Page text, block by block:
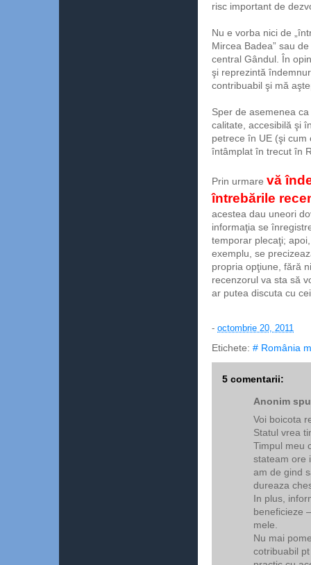
risc important de
Nu e vorba nici de
Mircea Badea” sau
central Gândul. În
şi reprezintă
contribuabil şi mă
Sper de asemenea
calitate, accesibilă şi
petrece în UE (şi
întâmplat în trecut în
Prin urmare vă
întrebările
acestea dau uneori
informaţia se
temporar plecaţi;
exemplu, se
propria opţiune, fără
recenzorul va sta să
ar putea discuta cu
- octombrie 20, 2011
Etichete: # România
5 comentarii:
Anonim
Voi boicota
Statul vrea
Timpul meu
stateam ore
am de gind
dureaza
In plus,
beneficieze
mele.
Nu mai
cotribuabil